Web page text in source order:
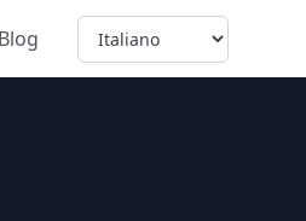
Blog Language